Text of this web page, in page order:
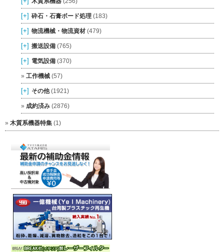
[+] 砕石・石膏ボード処理 (183)
[+] 物流機械・物流資材 (479)
[+] 搬送設備 (765)
[+] 電気設備 (370)
工作機械 (57)
[+] その他(1921)
成約済み (2876)
木質系機器特集 (1)